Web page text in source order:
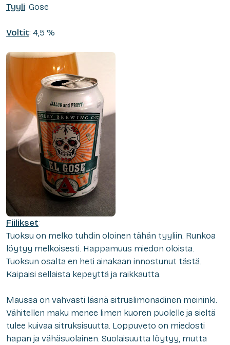
Tyyli: Gose
Voltit: 4,5 %
Fiilikset:
Tuoksu on melko tuhdin oloinen tähän tyyliin. Runkoa
löytyy melkoisesti. Happamuus miedon oloista.
Tuoksun osalta en heti ainakaan innostunut tästä.
Kaipaisi sellaista kepeyttä ja raikkautta.
Maussa on vahvasti läsnä sitruslimonadinen meininki.
Vähitellen maku menee limen kuoren puolelle ja sieltä
tulee kuivaa sitruksisuutta. Loppuveto on miedosti
hapan ja vähäsuolainen. Suolaisuutta löytyy, mutta